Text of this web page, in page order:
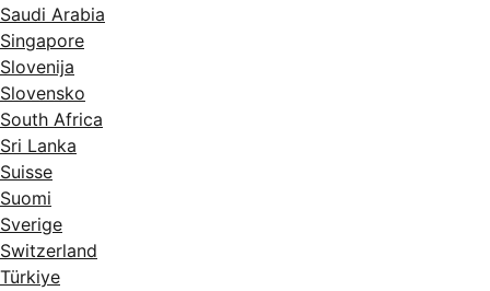
Saudi Arabia
Singapore
Slovenija
Slovensko
South Africa
Sri Lanka
Suisse
Suomi
Sverige
Switzerland
Türkiye